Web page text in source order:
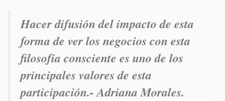
Hacer difusión del impacto de esta
forma de ver los negocios con esta
filosofía consciente es uno de los
principales valores de esta
participación.- Adriana Morales.